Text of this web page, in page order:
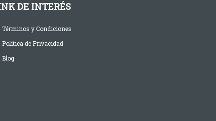
DE INTERÉS
Términos y Condiciones
Política de Privacidad
Blog